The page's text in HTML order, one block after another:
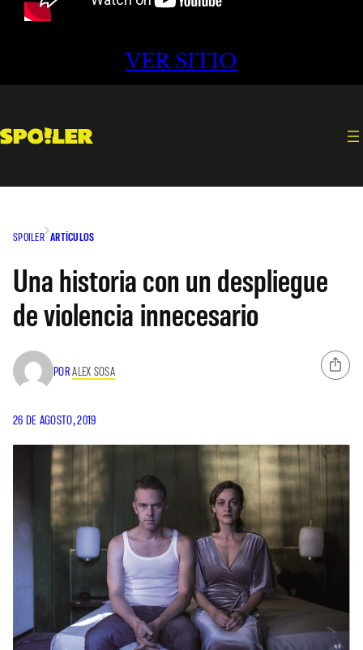
VER SITIO
SPOILER ARTÍCULOS
Una historia con un despliegue
de violencia innecesario
PORALEX SOSA
26 DE AGOSTO, 2019